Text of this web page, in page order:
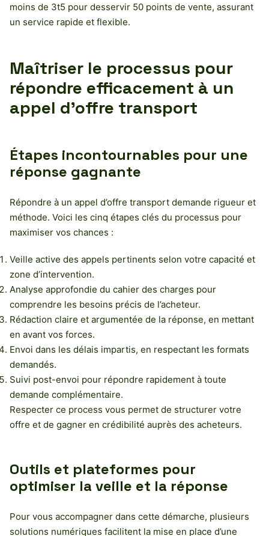
moins de 3t5 pour desservir 50 points de vente, assurant
un service rapide et flexible.
Maîtriser le processus pour
répondre efficacement à un
appel d’offre transport
Étapes incontournables pour une
réponse gagnante
Répondre à un appel d’offre transport demande rigueur et
méthode. Voici les cinq étapes clés du processus pour
maximiser vos chances :
Veille active des appels pertinents selon votre capacité et
zone d’intervention.
Analyse approfondie du cahier des charges pour
comprendre les besoins précis de l’acheteur.
Rédaction claire et argumentée de la réponse, en mettant
en avant vos forces.
Envoi dans les délais impartis, en respectant les formats
demandés.
Suivi post-envoi pour répondre rapidement à toute
demande complémentaire.
Respecter ce process vous permet de structurer votre
offre et de gagner en crédibilité auprès des acheteurs.
Outils et plateformes pour
optimiser la veille et la réponse
Pour vous accompagner dans cette démarche, plusieurs
solutions numériques facilitent la mise en place d’une